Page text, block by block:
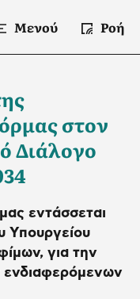
Μενού Ροή
στον
Διάλογο
εντάσσεται
Υπουργείου
για την
ενδιαφερόμενων